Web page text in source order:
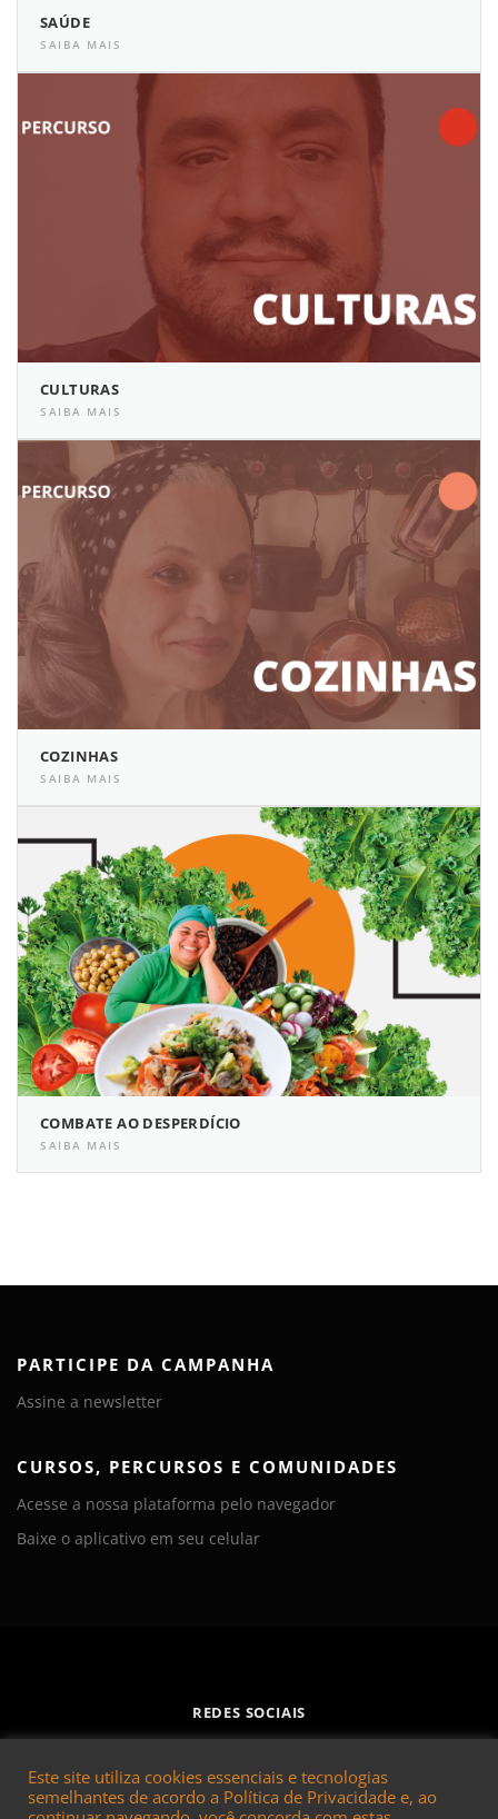
SAÚDE
SAIBA MAIS
CULTURAS
SAIBA MAIS
COZINHAS
SAIBA MAIS
COMBATE AO DESPERDÍCIO
SAIBA MAIS
PARTICIPE DA CAMPANHA
Assine a newsletter
CURSOS, PERCURSOS E COMUNIDADES
Acesse a nossa plataforma pelo navegador
Baixe o aplicativo em seu celular
REDES SOCIAIS
Este site utiliza cookies essenciais e tecnologias
semelhantes de acordo a Política de Privacidade e, ao